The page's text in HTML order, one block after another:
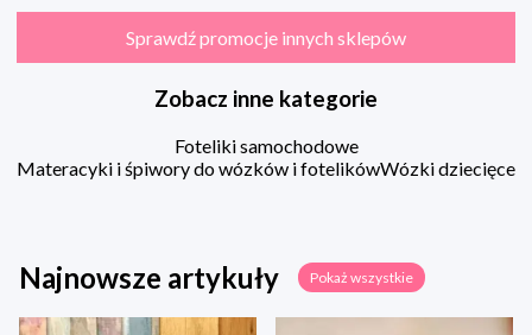
Sprawdź promocje innych sklepów
Zobacz inne kategorie
Foteliki samochodowe
Materacyki i śpiwory do wózków i fotelikówWózki dziecięce
Najnowsze artykuły Pokaż wszystkie